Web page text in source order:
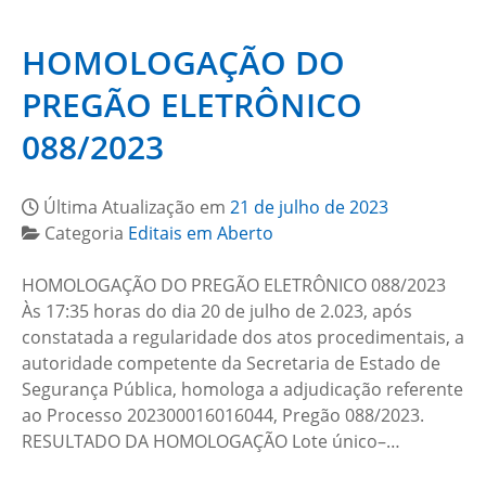
HOMOLOGAÇÃO DO
PREGÃO ELETRÔNICO
088/2023
Última Atualização em 21 de julho de 2023
Categoria Editais em Aberto
HOMOLOGAÇÃO DO PREGÃO ELETRÔNICO 088/2023
Às 17:35 horas do dia 20 de julho de 2.023, após
constatada a regularidade dos atos procedimentais, a
autoridade competente da Secretaria de Estado de
Segurança Pública, homologa a adjudicação referente
ao Processo 202300016016044, Pregão 088/2023.
RESULTADO DA HOMOLOGAÇÃO Lote único–…